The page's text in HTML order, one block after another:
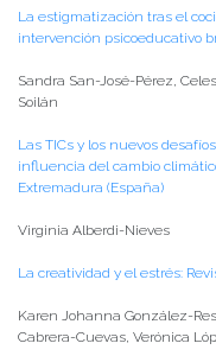
La estigmatización tras el
intervención psicoeducativo
Sandra San-José-Pérez,
Soilán
Las TICs y los nuevos
influencia del cambio
Extremadura (España)
Virginia Alberdi-Nieves
La creatividad y el estrés:
Karen Johanna González-
Cabrera-Cuevas, Verónica